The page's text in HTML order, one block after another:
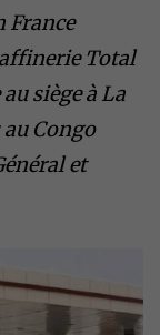
France
Total
siège à La
Congo
et